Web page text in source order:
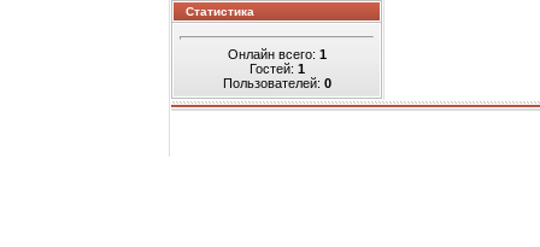
Статистика
Онлайн всего: 1
Гостей: 1
Пользователей: 0